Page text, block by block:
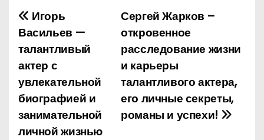
Н
а
в
и
г
Сергей Жарков –
откровенное
расследование жизни
и карьеры
талантливого актера,
его личные секреты,
романы и успехи!
Игорь
Васильев —
талантливый
актер с
увлекательной
биографией и
занимательной
личной жизнью